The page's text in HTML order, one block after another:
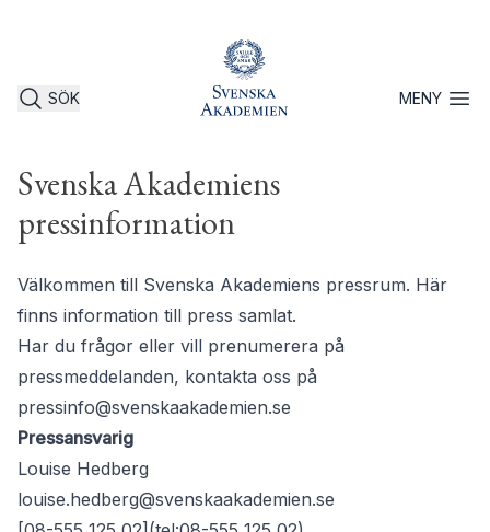
SÖK MENYÖppna
Svenska Akademiens
pressinformation
Välkommen till Svenska Akademiens pressrum. Här
finns information till press samlat.
Har du frågor eller vill prenumerera på
pressmeddelanden, kontakta oss på
pressinfo@svenskaakademien.se
Pressansvarig
Louise Hedberg
louise.hedberg@svenskaakademien.se